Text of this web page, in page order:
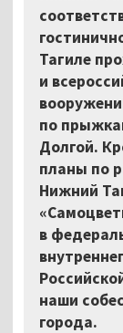
Тагиле
и
по
Долгой.
планы по
Нижний
в
наши
города.